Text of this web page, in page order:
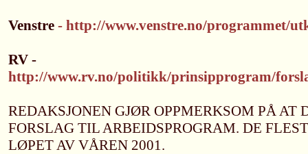
Venstre - http://www.venstre.no/programmet/
RV -
http://www.rv.no/politikk/prinsipprogram/
REDAKSJONEN GJØR OPPMERKSOM PÅ AT
FORSLAG TIL ARBEIDSPROGRAM. DE
LØPET AV VÅREN 2001.